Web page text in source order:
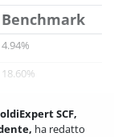
Benchmark
4.94%
18.60%
SCF,
ha redatto